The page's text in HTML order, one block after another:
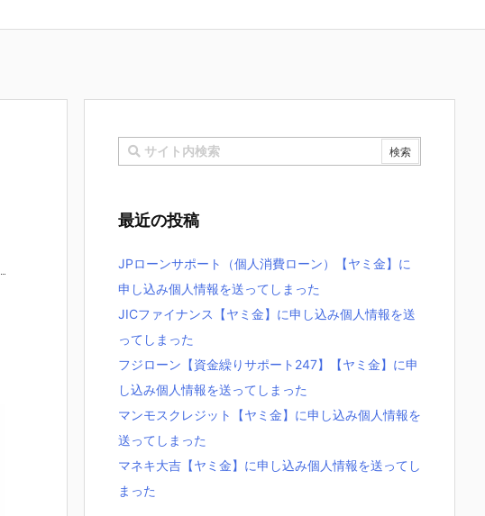
最近の投稿
JPローンサポート（個人消費ローン）【ヤミ金】に
申し込み個人情報を送ってしまった
JICファイナンス【ヤミ金】に申し込み個人情報を送
ってしまった
フジローン【資金繰りサポート247】【ヤミ金】に申
し込み個人情報を送ってしまった
マンモスクレジット【ヤミ金】に申し込み個人情報を
送ってしまった
マネキ大吉【ヤミ金】に申し込み個人情報を送ってし
まった